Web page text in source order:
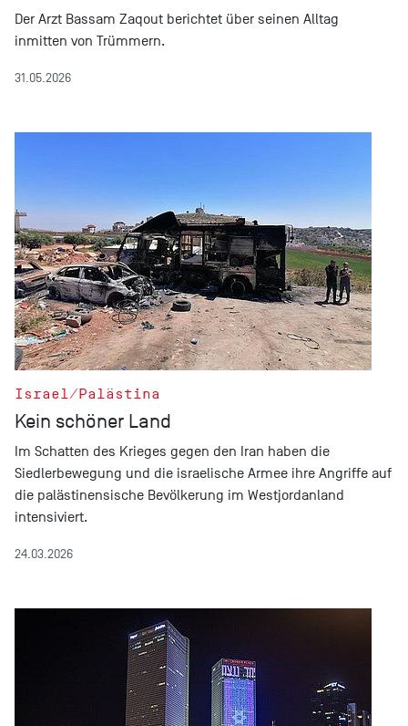
Der Arzt Bassam Zaqout berichtet über seinen Alltag
inmitten von Trümmern.
31.05.2026
Israel/Palästina
Kein schöner Land
Im Schatten des Krieges gegen den Iran haben die
Siedlerbewegung und die israelische Armee ihre Angriffe auf
die palästinensische Bevölkerung im Westjordanland
intensiviert.
24.03.2026